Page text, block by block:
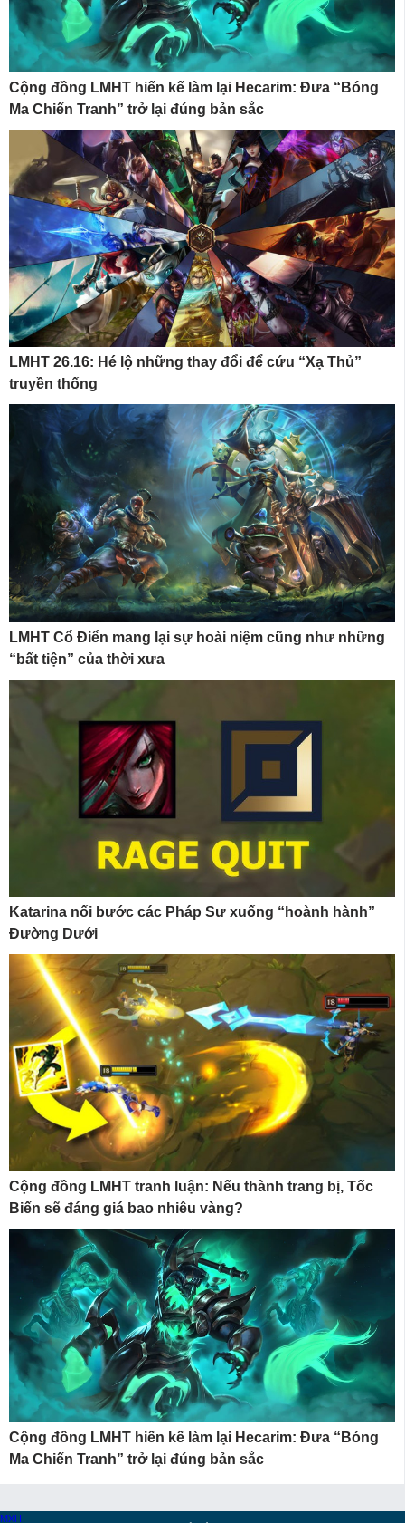
Cộng đồng LMHT hiến kế làm lại Hecarim: Đưa “Bóng
Ma Chiến Tranh” trở lại đúng bản sắc
LMHT 26.16: Hé lộ những thay đổi để cứu “Xạ Thủ”
truyền thống
LMHT Cổ Điển mang lại sự hoài niệm cũng như những
“bất tiện” của thời xưa
Katarina nối bước các Pháp Sư xuống “hoành hành”
Đường Dưới
Cộng đồng LMHT tranh luận: Nếu thành trang bị, Tốc
Biến sẽ đáng giá bao nhiêu vàng?
Cộng đồng LMHT hiến kế làm lại Hecarim: Đưa “Bóng
Ma Chiến Tranh” trở lại đúng bản sắc
MXH